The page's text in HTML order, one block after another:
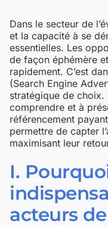
Dans le secteur de
et la capacité à se
essentielles. Les
de façon éphémère
rapidement. C’est
(Search Engine
stratégique de
comprendre et à
référencement
permettre de capter
maximisant leur
I.
acteurs